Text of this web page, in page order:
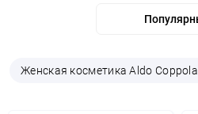
Женская косметика Aldo Coppola